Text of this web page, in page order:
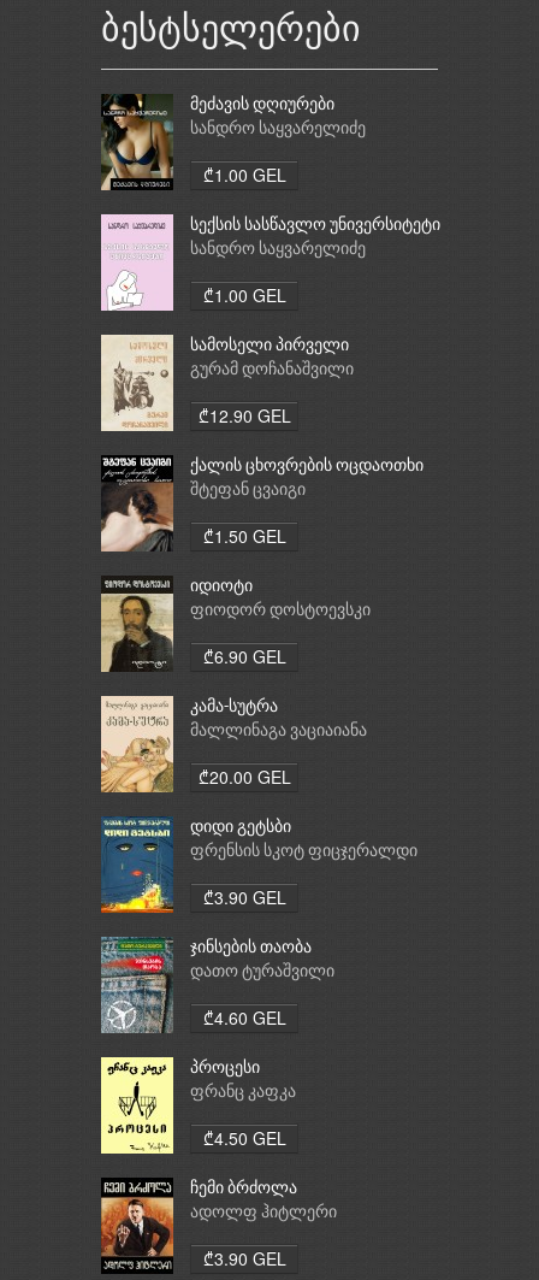
ბესტსელერები
მეძავის დღიურები
სანდრო საყვარელიძე
₾1.00 GEL
სექსის სასწავლო უნივერსიტეტი
სანდრო საყვარელიძე
₾1.00 GEL
სამოსელი პირველი
გურამ დოჩანაშვილი
₾12.90 GEL
ქალის ცხოვრების ოცდაოთხი
საათი
შტეფან ცვაიგი
₾1.50 GEL
იდიოტი
ფიოდორ დოსტოევსკი
₾6.90 GEL
კამა-სუტრა
მალლინაგა ვაციაიანა
₾20.00 GEL
დიდი გეტსბი
ფრენსის სკოტ ფიცჯერალდი
₾3.90 GEL
ჯინსების თაობა
დათო ტურაშვილი
₾4.60 GEL
პროცესი
ფრანც კაფკა
₾4.50 GEL
ჩემი ბრძოლა
ადოლფ ჰიტლერი
₾3.90 GEL